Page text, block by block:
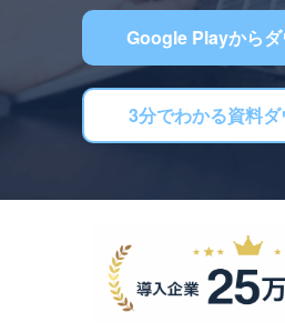
Google Playから
3分でわかる資料